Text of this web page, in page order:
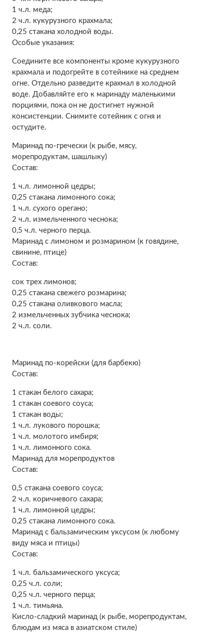
1 ч.л. меда;
2 ч.л. кукурузного крахмала;
0,25 стакана холодной воды.
Особые указания:
Соедините все компоненты кроме кукурузного
крахмала и подогрейте в сотейнике на среднем
огне. Отдельно разведите крахмал в холодной
воде. Добавляйте его к маринаду маленькими
порциями, пока он не достигнет нужной
консистенции. Снимите сотейник с огня и
остудите.
Маринад по‑гречески (к рыбе, мясу,
морепродуктам, шашлыку)
Состав:
1 ч.л. лимонной цедры;
0,25 стакана лимонного сока;
1 ч.л. сухого орегано;
2 ч.л. измельченного чеснока;
0,5 ч.л. черного перца.
Маринад с лимоном и розмарином (к говядине,
свинине, птице)
Состав:
сок трех лимонов;
0,25 стакана свежего розмарина;
0,25 стакана оливкового масла;
2 измельченных зубчика чеснока;
2 ч.л. соли.
Маринад по‑корейски (для барбекю)
Состав:
1 стакан белого сахара;
1 стакан соевого соуса;
1 стакан воды;
1 ч.л. лукового порошка;
1 ч.л. молотого имбиря;
1 ч.л. лимонного сока.
Маринад для морепродуктов
Состав:
0,5 стакана соевого соуса;
2 ч.л. коричневого сахара;
1 ч.л. лимонной цедры;
0,25 стакана лимонного сока.
Маринад с бальзамическим уксусом (к любому
виду мяса и птицы)
Состав:
1 ч.л. бальзамического уксуса;
0,25 ч.л. соли;
0,25 ч.л. черного перца;
1 ч.л. тимьяна.
Кисло-сладкий маринад (к рыбе, морепродуктам,
блюдам из мяса в азиатском стиле)